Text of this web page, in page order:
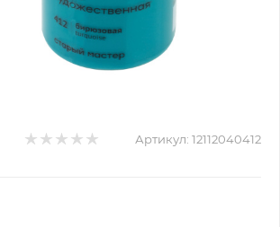
Артикул: 12112040412